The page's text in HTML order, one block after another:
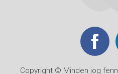
Copyright © Minden jog